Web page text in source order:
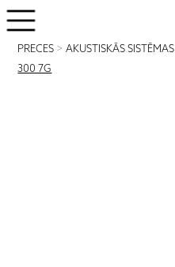
PRECES >AKUSTISKĀS SISTĒMAS
300 7G